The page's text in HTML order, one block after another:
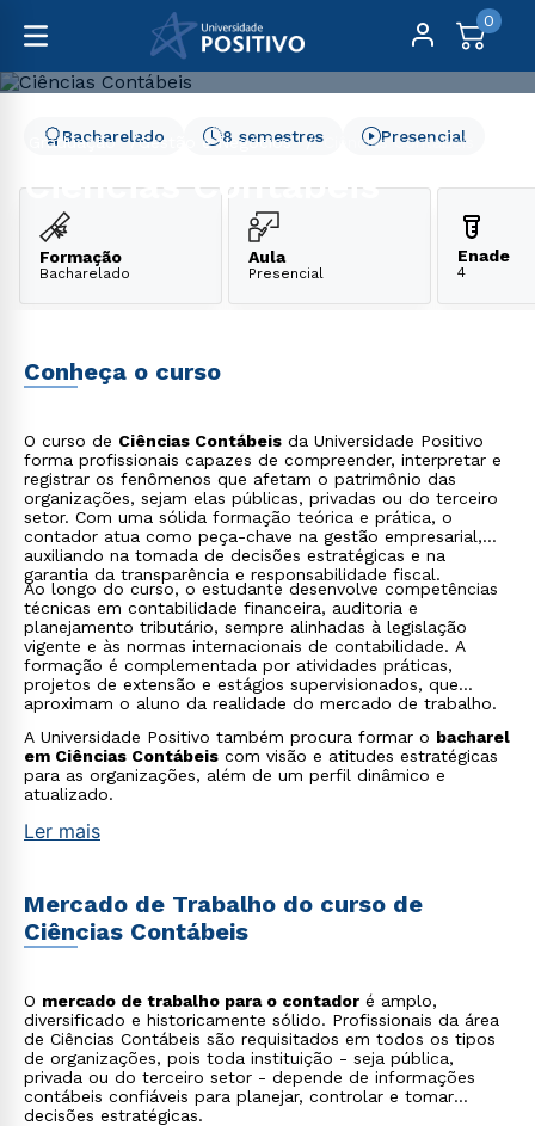
0
Graduação Gestão e Negócios Ciências Contábeis
Ciências Contábeis
8 semestres
Bacharelado Presencial
Formação
Bacharelado
Aula
Presencial
Enade
4
Conheça o curso
O curso de Ciências Contábeis da Universidade Positivo
forma profissionais capazes de compreender, interpretar e
registrar os fenômenos que afetam o patrimônio das
organizações, sejam elas públicas, privadas ou do terceiro
setor. Com uma sólida formação teórica e prática, o
contador atua como peça-chave na gestão empresarial,
auxiliando na tomada de decisões estratégicas e na
garantia da transparência e responsabilidade fiscal.
Ao longo do curso, o estudante desenvolve competências
técnicas em contabilidade financeira, auditoria e
planejamento tributário, sempre alinhadas à legislação
vigente e às normas internacionais de contabilidade. A
formação é complementada por atividades práticas,
projetos de extensão e estágios supervisionados, que
aproximam o aluno da realidade do mercado de trabalho.
A Universidade Positivo também procura formar o bacharel
em Ciências Contábeis com visão e atitudes estratégicas
para as organizações, além de um perfil dinâmico e
atualizado.
Ler mais
Mercado de Trabalho do curso de
Ciências Contábeis
O mercado de trabalho para o contador é amplo,
diversificado e historicamente sólido. Profissionais da área
de Ciências Contábeis são requisitados em todos os tipos
de organizações, pois toda instituição - seja pública,
privada ou do terceiro setor - depende de informações
contábeis confiáveis para planejar, controlar e tomar
decisões estratégicas.